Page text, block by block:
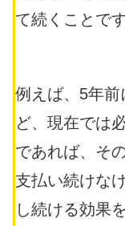
て続くことです
例えば、5年
ど、現在では
であれば、そ
支払い続けな
し続ける効果